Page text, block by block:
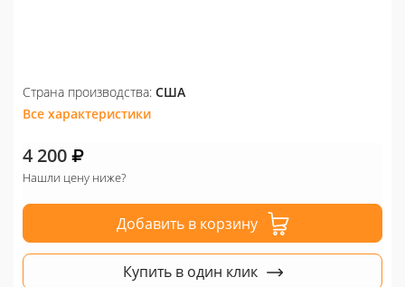
Страна производства: США
Все характеристики
4 200
Нашли цену ниже?
Добавить в корзину
Купить в один клик